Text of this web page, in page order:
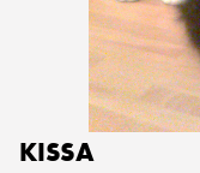
KISSA